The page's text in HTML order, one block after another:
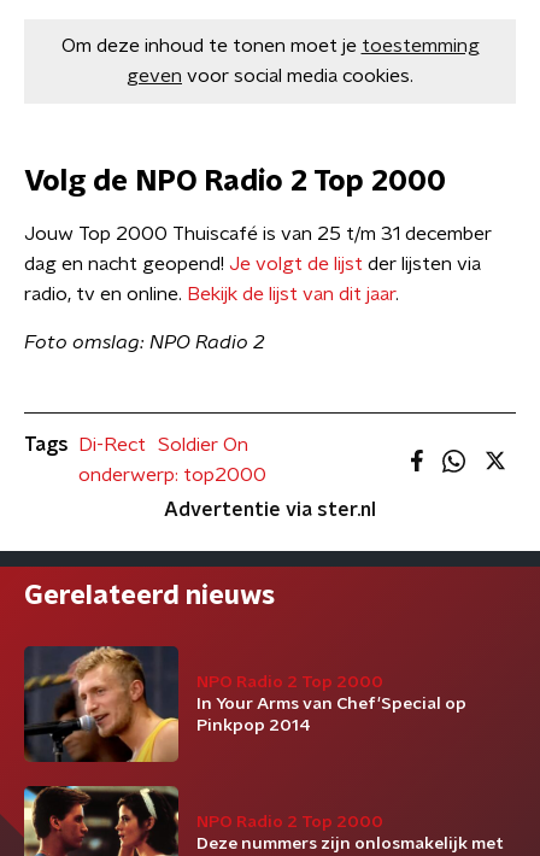
Om deze inhoud te tonen moet je toestemming
geven voor social media cookies.
Volg de NPO Radio 2 Top 2000
Jouw Top 2000 Thuiscafé is van 25 t/m 31 december
dag en nacht geopend! Je volgt de lijst der lijsten via
radio, tv en online. Bekijk de lijst van dit jaar.
Foto omslag: NPO Radio 2
Tags Di-Rect
Soldier On
onderwerp: top2000
Advertentie via ster.nl
Gerelateerd nieuws
NPO Radio 2 Top 2000
In Your Arms van Chef'Special op
Pinkpop 2014
NPO Radio 2 Top 2000
Deze nummers zijn onlosmakelijk met